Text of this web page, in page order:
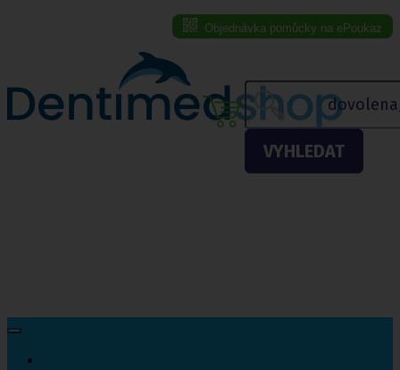
Objednávka pomůcky na ePoukaz
VYHLEDAT